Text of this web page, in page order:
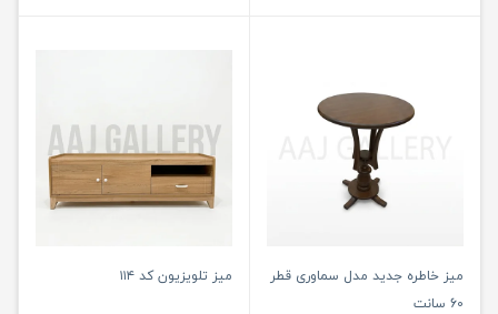
میز خاطره جدید مدل سماوری قطر
60 سانت
میز تلویزیون کد ۱۱۴